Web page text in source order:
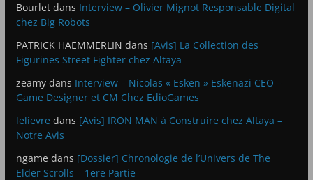
Bourletdans Interview – Olivier Mignot Responsable Digital
chez Big Robots
PATRICK HAEMMERLIN dans [Avis] La Collection des
Figurines Street Fighter chez Altaya
zeamydans Interview – Nicolas « Esken » Eskenazi CEO –
Game Designer et CM Chez EdioGames
lelievre dans [Avis] IRON MAN à Construire chez Altaya –
Notre Avis
ngame dans [Dossier] Chronologie de l’Univers de The
Elder Scrolls – 1ere Partie